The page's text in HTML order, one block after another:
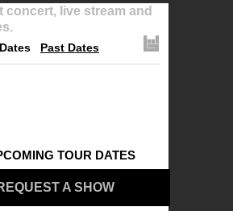
concert, live stream and
Past Dates
TOUR DATES
A SHOW